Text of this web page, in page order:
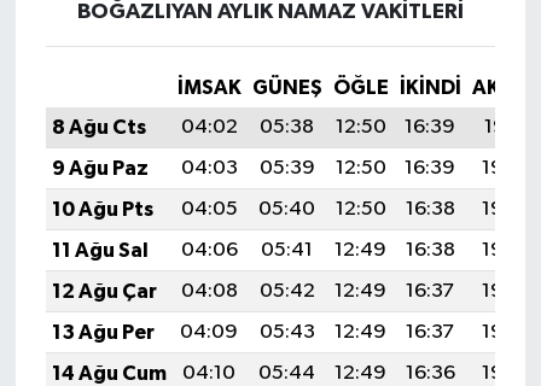
BOĞAZLIYAN AYLIK NAMAZ VAKITLERI
İMSAK GÜNEŞ ÖĞLE İKINDI
8 Ağu Cts
04:02 05:38 12:50 16:39
19:51
9 Ağu Paz
04:03 05:39 12:50 16:39
19:50
10 Ağu Pts
04:05 05:40 12:50 16:38
19:49
11 Ağu Sal
04:06 05:41 12:49 16:38
19:48
12 Ağu Çar
04:08 05:42 12:49 16:37
19:46
13 Ağu Per
04:09 05:43 12:49 16:37
19:45
14 Ağu Cum
04:10 05:44 12:49 16:36
19:44